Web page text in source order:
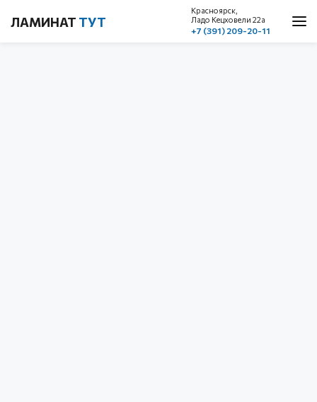
ЛАМИНАТ ТУТ
Красноярск,
Ладо Кецховели 22a
+7 (391) 209-20-11